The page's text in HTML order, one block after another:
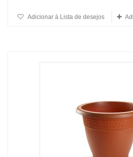
Adicionar à Lista de desejos